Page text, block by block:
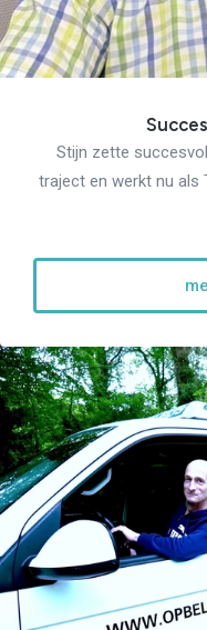
Stijn zette
traject en werkt nu als